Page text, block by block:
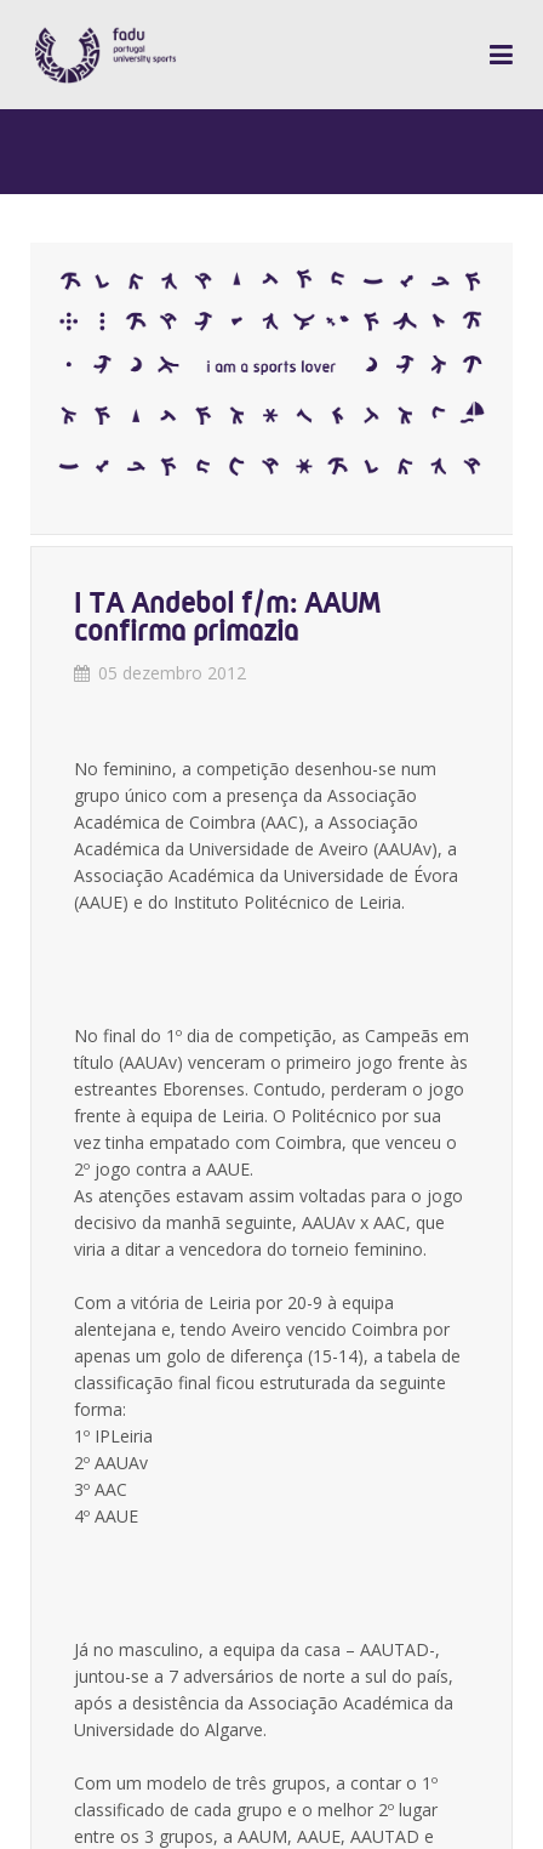
I TA Andebol f/m: AAUM
confirma primazia
05 dezembro 2012
No feminino, a competição desenhou-se num
grupo único com a presença da Associação
Académica de Coimbra (AAC), a Associação
Académica da Universidade de Aveiro (AAUAv), a
Associação Académica da Universidade de Évora
(AAUE) e do Instituto Politécnico de Leiria.
No final do 1º dia de competição, as Campeãs em
título (AAUAv) venceram o primeiro jogo frente às
estreantes Eborenses. Contudo, perderam o jogo
frente à equipa de Leiria. O Politécnico por sua
vez tinha empatado com Coimbra, que venceu o
2º jogo contra a AAUE.
As atenções estavam assim voltadas para o jogo
decisivo da manhã seguinte, AAUAv x AAC, que
viria a ditar a vencedora do torneio feminino.
Com a vitória de Leiria por 20-9 à equipa
alentejana e, tendo Aveiro vencido Coimbra por
apenas um golo de diferença (15-14), a tabela de
classificação final ficou estruturada da seguinte
forma:
1º IPLeiria
2º AAUAv
3º AAC
4º AAUE
Já no masculino, a equipa da casa – AAUTAD-,
juntou-se a 7 adversários de norte a sul do país,
após a desistência da Associação Académica da
Universidade do Algarve.
Com um modelo de três grupos, a contar o 1º
classificado de cada grupo e o melhor 2º lugar
entre os 3 grupos, a AAUM, AAUE, AAUTAD e